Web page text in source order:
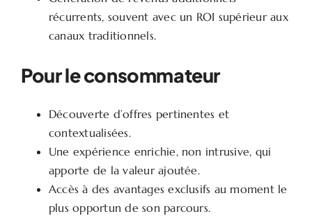
récurrents, souvent avec un ROI supérieur aux
canaux traditionnels.
Pour le consommateur
Découverte d’offres pertinentes et
contextualisées.
Une expérience enrichie, non intrusive, qui
apporte de la valeur ajoutée.
Accès à des avantages exclusifs au moment le
plus opportun de son parcours.